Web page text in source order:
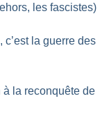
les fascistes)
la guerre des
à la reconquête de